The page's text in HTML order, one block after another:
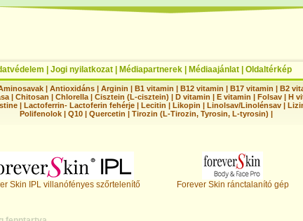
Jogi nyilatkozat Médiapartnerek Médiaajánlat Oldaltérkép
| Antioxidáns| Arginin | B1 vitamin | B12 vitamin | B17 vitamin | B2
| Chitosan | Chlorella | Cisztein (L-cisztein) | D vitamin | E vitamin | Folsav | H
| Lactoferrin- Lactoferin fehérje | Lecitin | Likopin | Linolsav/Linolénsav |
Polifenolok| Q10| Quercetin | Tirozin (L-Tirozin, Tyrosin, L-tyrosin) |
Skin IPL villanófényes szőrtelenítő Forever Skin ránctalanító gép